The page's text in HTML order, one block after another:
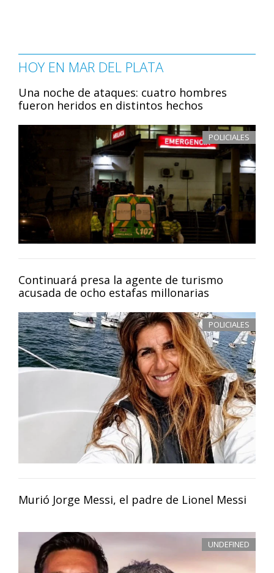
HOY EN MAR DEL PLATA
Una noche de ataques: cuatro hombres
fueron heridos en distintos hechos
POLICIALES
Continuará presa la agente de turismo
acusada de ocho estafas millonarias
POLICIALES
Murió Jorge Messi, el padre de Lionel Messi
UNDEFINED